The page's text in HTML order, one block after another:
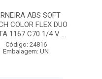
ABS SOFT
COLOR FLEX DUO
1167 C70 1/4 V ...
Código: 24816
Embalagem: UN